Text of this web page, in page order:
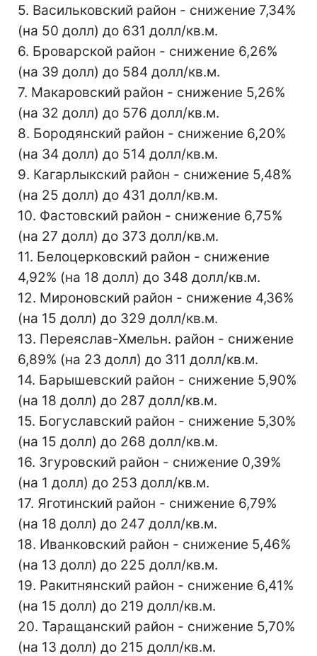
5. Васильковский район - снижение 7,34%
(на 50 долл) до 631 долл/кв.м.
6. Броварской район - снижение 6,26%
(на 39 долл) до 584 долл/кв.м.
7. Макаровский район - снижение 5,26%
(на 32 долл) до 576 долл/кв.м.
8. Бородянский район - снижение 6,20%
(на 34 долл) до 514 долл/кв.м.
9. Кагарлыкский район - снижение 5,48%
(на 25 долл) до 431 долл/кв.м.
10. Фастовский район - снижение 6,75%
(на 27 долл) до 373 долл/кв.м.
11. Белоцерковский район - снижение
4,92% (на 18 долл) до 348 долл/кв.м.
12. Мироновский район - снижение 4,36%
(на 15 долл) до 329 долл/кв.м.
13. Переяслав-Хмельн. район - снижение
6,89% (на 23 долл) до 311 долл/кв.м.
14. Барышевский район - снижение 5,90%
(на 18 долл) до 287 долл/кв.м.
15. Богуславский район - снижение 5,30%
(на 15 долл) до 268 долл/кв.м.
16. Згуровский район - снижение 0,39%
(на 1 долл) до 253 долл/кв.м.
17. Яготинский район - снижение 6,79%
(на 18 долл) до 247 долл/кв.м.
18. Иванковский район - снижение 5,46%
(на 13 долл) до 225 долл/кв.м.
19. Ракитнянский район - снижение 6,41%
(на 15 долл) до 219 долл/кв.м.
20. Таращанский район - снижение 5,70%
(на 13 долл) до 215 долл/кв.м.